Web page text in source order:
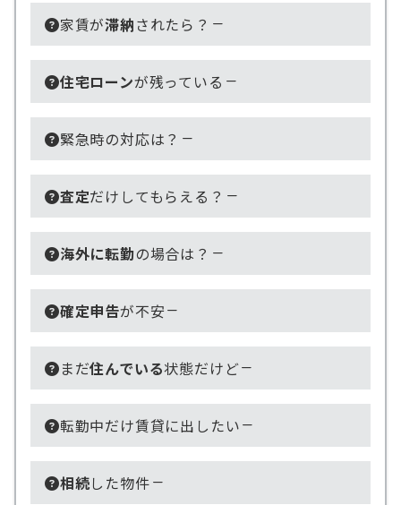
家賃が滞納されたら？
住宅ローンが残っている
緊急時の対応は？
査定だけしてもらえる？
海外に転勤の場合は？
確定申告が不安
まだ住んでいる状態だけど
転勤中だけ賃貸に出したい
相続した物件